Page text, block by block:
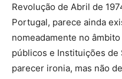
Revolução de Abril de
Portugal, parece ainda
nomeadamente no
públicos e Instituições de
parecer ironia, mas não